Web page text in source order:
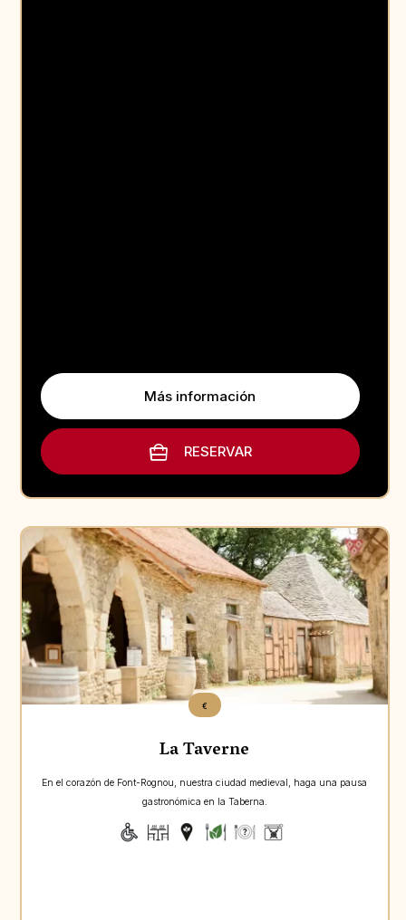
Más información
RESERVAR
Aperçu
€
La Taverne
En el corazón de Font-Rognou, nuestra ciudad medieval, haga una pausa
gastronómica en la Taberna.